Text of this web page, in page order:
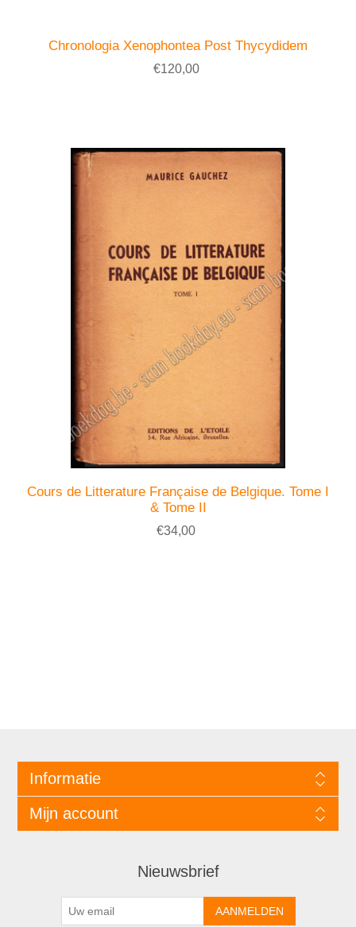
Chronologia Xenophontea Post Thycydidem
€120,00
Cours de Litterature Française de Belgique. Tome I
& Tome II
€34,00
Informatie
Mijn account
Nieuwsbrief